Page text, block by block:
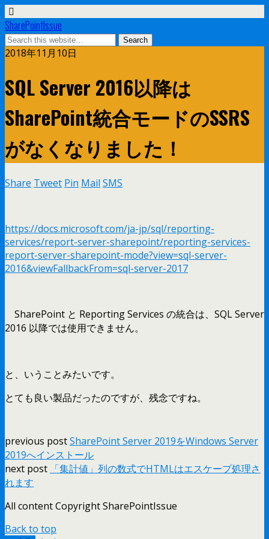
SharePointIssue
2018年11月10日
SQL Server 2016以降は
SharePoint統合モードのSSRS
がなくなりました！
Share Tweet Pin Mail SMS
https://docs.microsoft.com/ja-jp/sql/reporting-
services/report-server-sharepoint/reporting-services-
report-server-sharepoint-mode?view=sql-server-
2016&viewFallbackFrom=sql-server-2017
SharePoint と Reporting Services の統合は、SQL Server
2016 以降では使用できません。
と、いうことみたいです。
とても良い製品だったのですが、残念ですね。
previous postSharePoint Server 2019をWindows Server
2019へインストール
next post 「集計値」列の数式でHTMLはエスケープ処理さ
れます
All content Copyright SharePointIssue
Back to top